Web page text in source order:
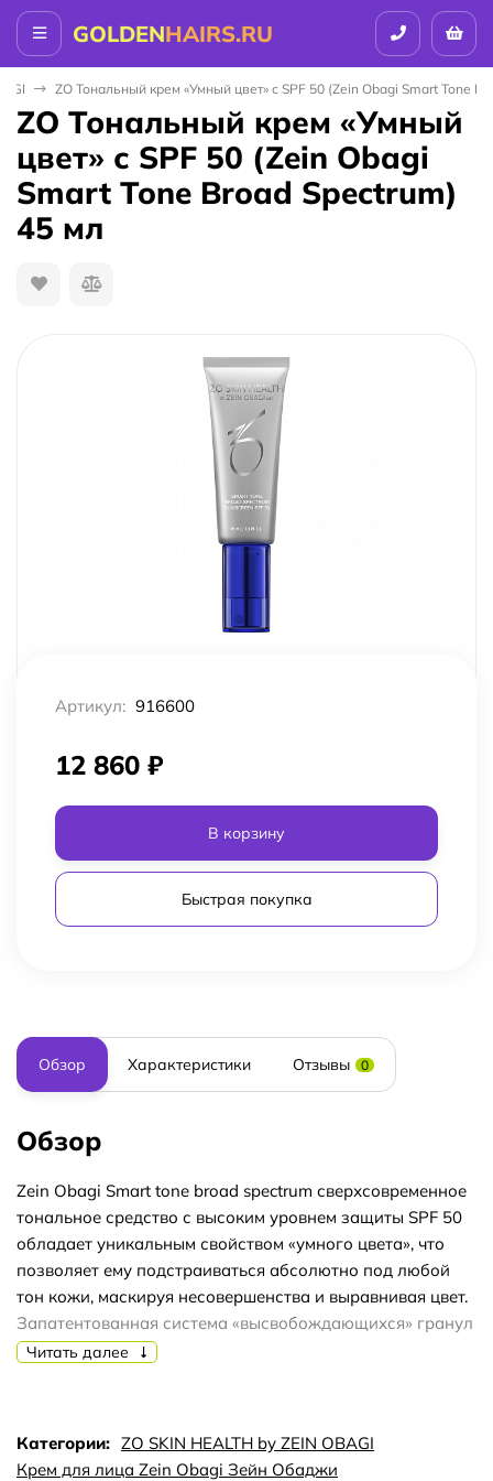
GOLDENHAIRS.RU
ZO Тональный крем «Умный цвет» с SPF 50 (Zein Obagi Smart Tone
ZO Тональный крем «Умный
цвет» с SPF 50 (Zein Obagi
Smart Tone Broad Spectrum)
45 мл
Артикул: 916600
12 860 ₽
В корзину
Быстрая покупка
Обзор Характеристики Отзывы 0
Обзор
Zein Obagi Smart tone broad spectrum сверхсовременное
тональное средство с высоким уровнем защиты SPF 50
обладает уникальным свойством «умного цвета», что
позволяет ему подстраиваться абсолютно под любой
тон кожи, маскируя несовершенства и выравнивая цвет.
Запатентованная система «высвобождающихся» гранул
обеспечивает равномерную коррекцию тона кожи, а
инновационный тональный крем «Умный цвет» с SPF50
Читать далее
Категории: ZO SKIN HEALTH by ZEIN OBAGI
Крем для лица Zein Obagi Зейн Обаджи